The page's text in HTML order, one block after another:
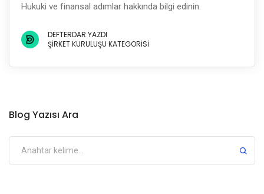
Hukuki ve finansal adımlar hakkında bilgi edinin.
DEFTERDAR YAZDI
ŞIRKET KURULUŞU KATEGORISI
Blog Yazısı Ara